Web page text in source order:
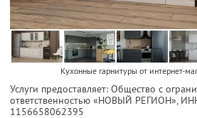
Кухонные гарнитуры от интернет-
Услуги предоставляет: Общество с
ответственностью «НОВЫЙ РЕГИОН»,
1156658062395